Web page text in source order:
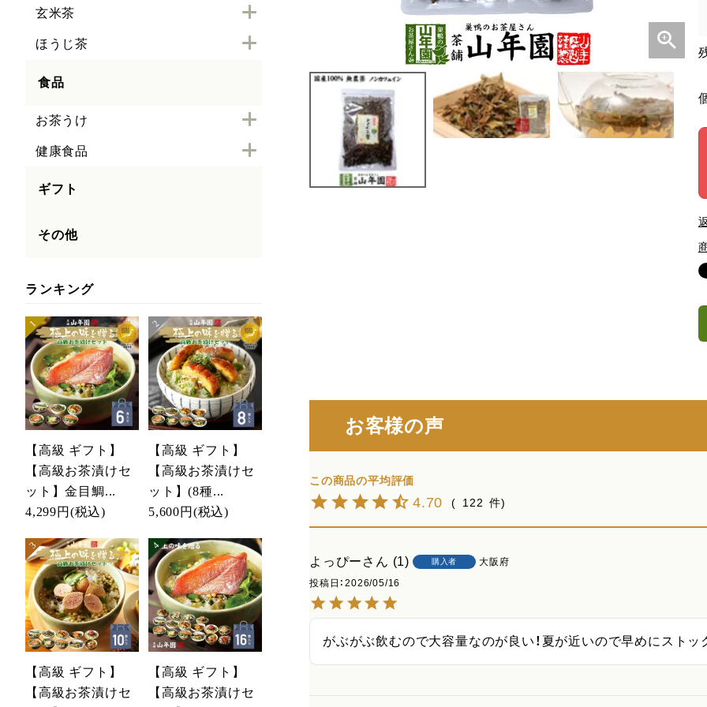
玄米茶
ほうじ茶
食品
お茶うけ
健康食品
ギフト
その他
ランキング
【高級 ギフト】
【高級お茶漬けセ
ット】金目鯛...
4,299円 (税込)
【高級 ギフト】
【高級お茶漬けセ
ット】(8種...
5,600円 (税込)
【高級 ギフト】
【高級お茶漬けセ
【高級 ギフト】
【高級お茶漬けセ
お客様の声
4.70 122
よっぴー 1 購入者
大阪府
投稿日
2026/05/16
がぶがぶ飲むので大容量なのが良い！夏が近いので早めにストッ